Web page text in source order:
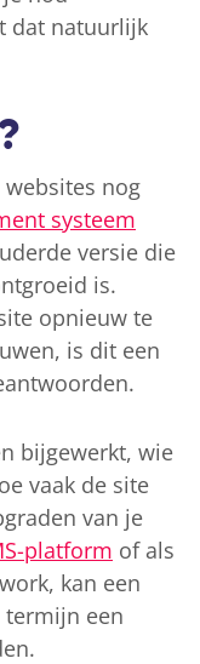
dat natuurlijk
websites nog
systeem
versie die
is.
opnieuw te
is dit een
bijgewerkt, wie
vaak de site
van je
platform of als
kan een
termijn een